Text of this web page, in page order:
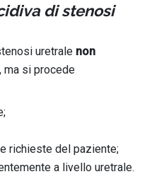
di stenosi
uretrale non
, ma si procede
richieste del paziente;
a livello uretrale.